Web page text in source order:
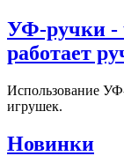
УФ-ручки -
работает
Использование
игрушек.
Новинки